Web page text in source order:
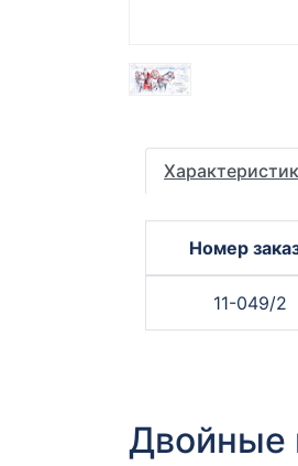
Номер
11-049/2
Двойные